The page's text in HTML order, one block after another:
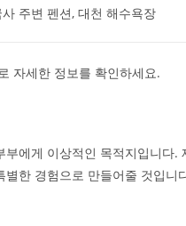
주변 펜션, 대천 해수욕장
자세한 정보를 확인하세요.
에게 이상적인 목적지입니다
한 경험으로 만들어줄 것입